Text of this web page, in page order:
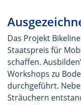
Das Projekt
Staatspreis für
schaffen.
Workshops zu
durchgeführt.
Sträuchern